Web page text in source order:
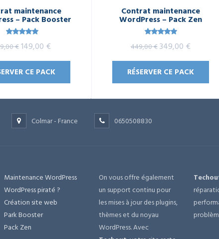
maintenance
– Pack Booster
sur 5
€Le
prix
initial
était :
199,00 €.
149,00 €Le
prix
actuel
est :
149,00 €.
CE PACK
Contrat maintenance
WordPress – Pack Zen
sur 5
449,00€Le
prix
initial
était :
449,00 €.
349,00 €Le
prix
actuel
est :
349,00
RÉSERVER CE PACK
Colmar - France 0650508830
Maintenance WordPress
WordPress piraté ?
Création site web
Park Booster
Pack Zen
On vous offre également
un support continu pour
les mises à jour des plugins,
thèmes et du noyau
WordPress. Avec